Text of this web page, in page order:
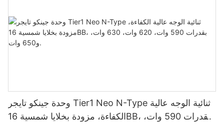
وحدة جينكو تايجر Tier1 Neo N-Type ثنائية الوجه عالية
الكفاءة، مزودة بخلايا شمسية 16BB، بقدرات 590 وات،